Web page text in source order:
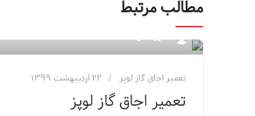
مطالب مرتبط
مدیر سایت
تعمیر اجاق گاز لوپز ۲۲ اردیبهشت ۱۳۹۹
تعمیر اجاق گاز لوپز